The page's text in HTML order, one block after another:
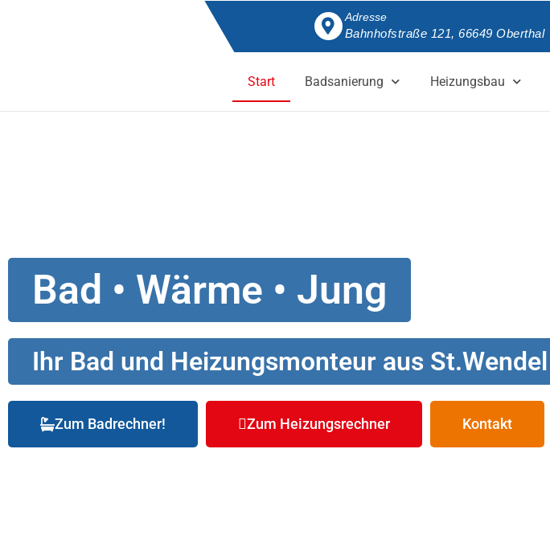
Adresse
Bahnhofstraße 121, 66649 Oberthal
Start Badsanierung Heizungsbau
Bad • Wärme • Jung
Ihr Bad und Heizungsmonteur aus St.Wendel
Zum Badrechner! Zum Heizungsrechner Kontakt